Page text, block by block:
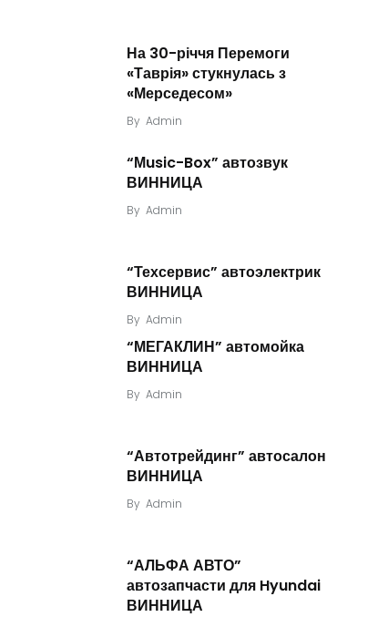
На 30-річчя Перемоги
«Таврія» стукнулась з
«Мерседесом»
By Admin
“Мusic-Box” автозвук
ВИННИЦА
By Admin
“Техсервис” автоэлектрик
ВИННИЦА
By Admin
“МЕГАКЛИН” автомойка
ВИННИЦА
By Admin
“Автотрейдинг” автосалон
ВИННИЦА
By Admin
“АЛЬФА АВТО”
автозапчасти для Hyundai
ВИННИЦА